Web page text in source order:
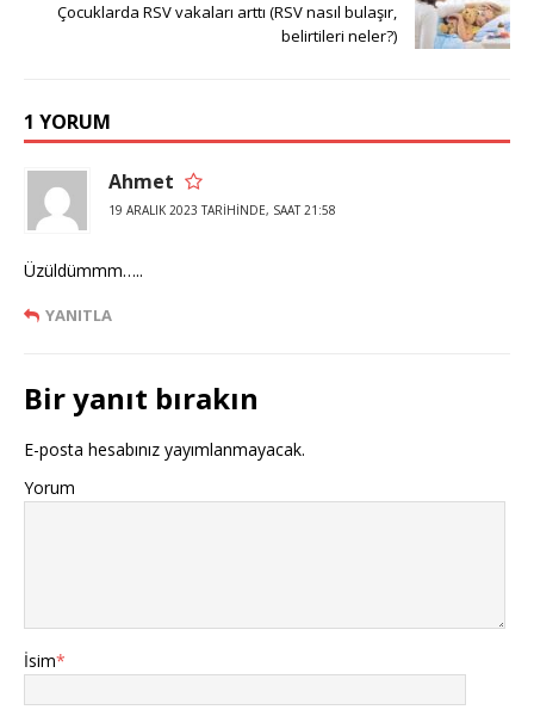
Çocuklarda RSV vakaları arttı (RSV nasıl bulaşır,
belirtileri neler?)
1 YORUM
Ahmet
19 ARALIK 2023 TARIHINDE, SAAT 21:58
Üzüldümmm…..
YANITLA
Bir yanıt bırakın
E-posta hesabınız yayımlanmayacak.
Yorum
İsim*